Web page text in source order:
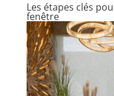
Les étapes clés
fenêtre